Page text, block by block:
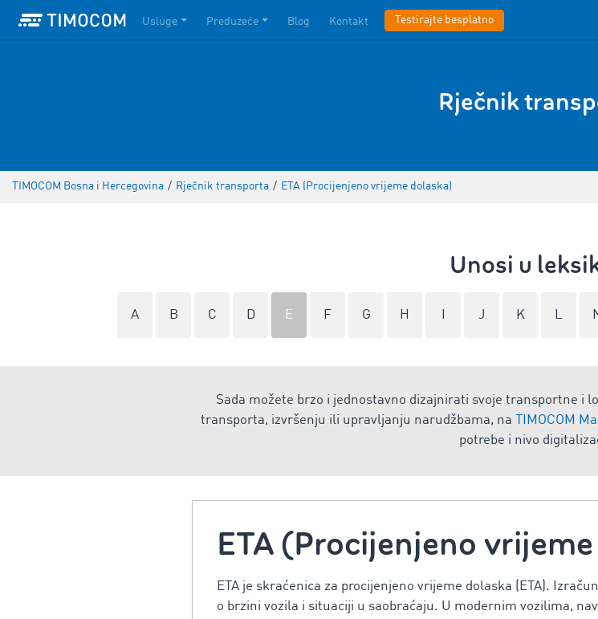
Usluge Preduzeće Blog Kontakt Testirajte besplatno
Rječnik
TIMOCOM Bosna i Hercegovina / Rječnik transporta / ETA (Procijenjeno vrijeme dolaska)
Unosi u
A B C D E F G H J K L
Sada možete brzo i jednostavno dizajnirati svoje transportne i
transporta, izvršenju ili upravljanju narudžbama, na
TIMOCOM
potrebe i nivo
ETA (Procijenjeno
ETA je skraćenica za procijenjeno vrijeme dolaska (ETA).
o brzini vozila i situaciji u saobraćaju. U modernim vozilima,